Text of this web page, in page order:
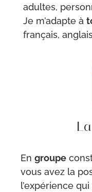
adultes,
Je m’adapte à
français,
En groupe
vous avez la
l’expérience qui